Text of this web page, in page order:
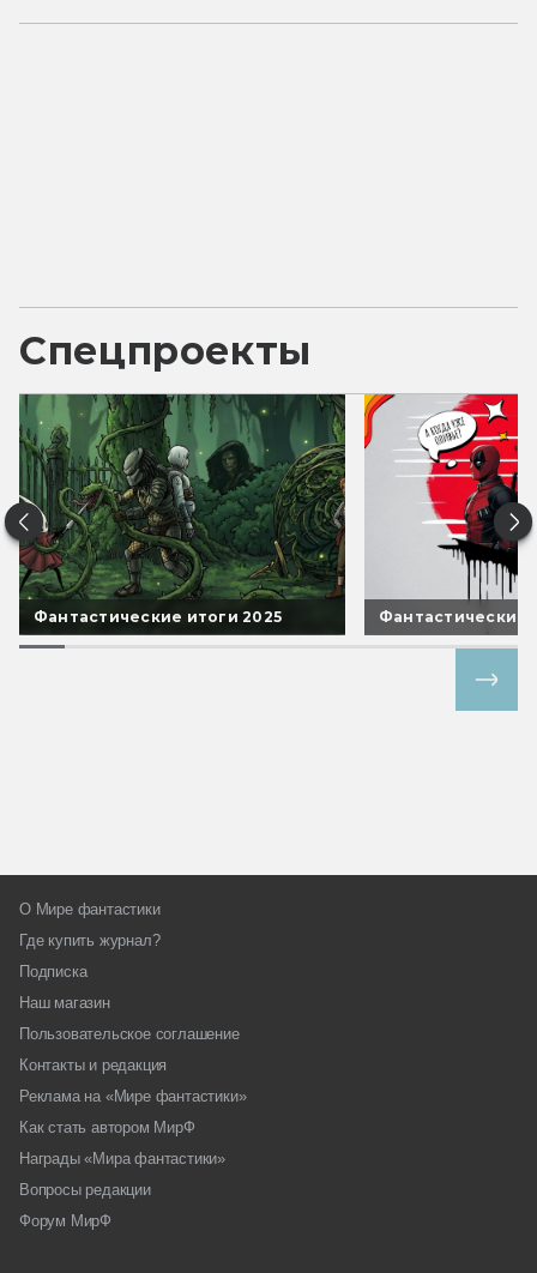
Спецпроекты
Фантастические итоги 2025 Фантастические
О Мире фантастики
Где купить журнал?
Подписка
Наш магазин
Пользовательское соглашение
Контакты и редакция
Реклама на «Мире фантастики»
Как стать автором МирФ
Награды «Мира фантастики»
Вопросы редакции
Форум МирФ